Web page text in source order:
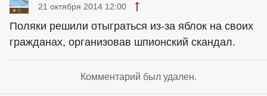
21 октября 2014 12:00
Поляки решили отыграться из-за яблок на своих
гражданах, организовав шпионский скандал.
Комментарий был удален.